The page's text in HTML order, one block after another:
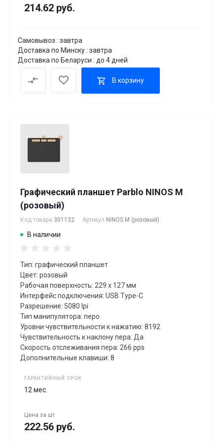
214.62 руб.
Самовывоз : завтра
Доставка по Минску : завтра
Доставка по Беларуси : до 4 дней
В корзину
Графический планшет Parblo NINOS M
(розовый)
Код товара 301132 Артикул NINOS M (розовый)
В наличии
Тип: графический планшет
Цвет: розовый
Рабочая поверхность: 229 x 127 мм
Интерфейс подключения: USB Type-C
Разрешение: 5080 lpi
Тип манипулятора: перо
Уровни чувствительности к нажатию: 8192
Чувствительность к наклону пера: Да
Скорость отслеживания пера: 266 pps
Дополнительные клавиши: 8
ГАРАНТИЙНЫЙ СРОК
12 мес.
Цена за шт
222.56 руб.